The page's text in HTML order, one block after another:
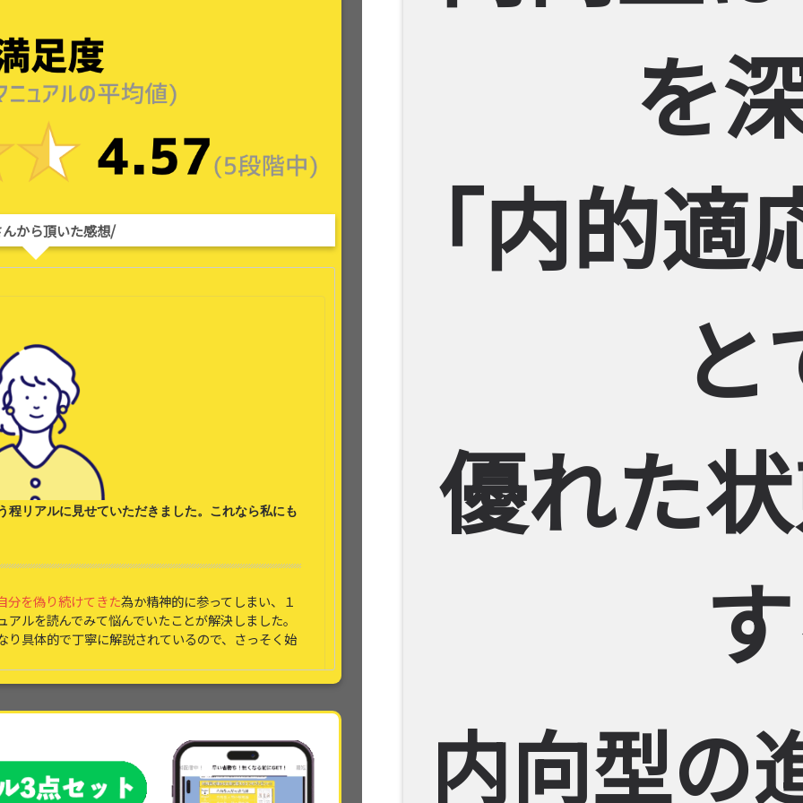
から頂いた感想/
程リアルに見せていただきました。これなら私にも
分を偽り続けてきた為か精神的に参ってしまい、１
ルを読んでみて悩んでいたことが解決しました。
り具体的で丁寧に解説されているので、さっそく始
を
｢内的適
優れた
内向型の